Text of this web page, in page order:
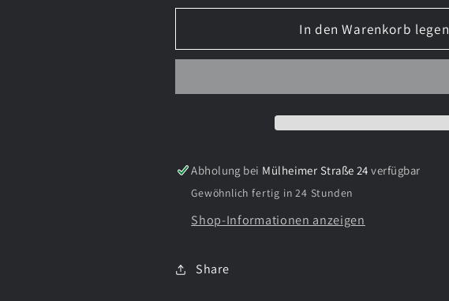
Menge
Kulttempel
Menge
Kulttempel
In den Warenkorb legen
Abholung bei Mülheimer Straße 24 verfügbar
Gewöhnlich fertig in 24 Stunden
Shop-Informationen anzeigen
Share